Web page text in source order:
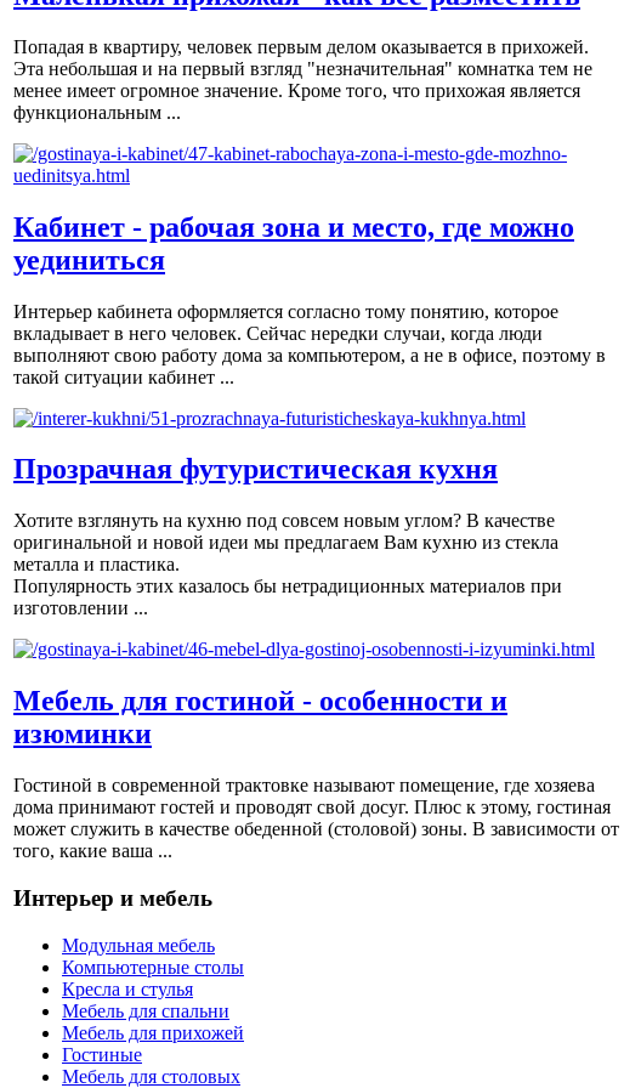
Попадая в квартиру, человек первым делом оказывается в прихожей.
Эта небольшая и на первый взгляд "незначительная" комнатка тем не
менее имеет огромное значение. Кроме того, что прихожая является
функциональным ...
Кабинет - рабочая зона и место, где можно
уединиться
Интерьер кабинета оформляется согласно тому понятию, которое
вкладывает в него человек. Сейчас нередки случаи, когда люди
выполняют свою работу дома за компьютером, а не в офисе, поэтому в
такой ситуации кабинет ...
Прозрачная футуристическая кухня
Хотите взглянуть на кухню под совсем новым углом? В качестве
оригинальной и новой идеи мы предлагаем Вам кухню из стекла
металла и пластика.
Популярность этих казалось бы нетрадиционных материалов при
изготовлении ...
Мебель для гостиной - особенности и
изюминки
Гостиной в современной трактовке называют помещение, где хозяева
дома принимают гостей и проводят свой досуг. Плюс к этому, гостиная
может служить в качестве обеденной (столовой) зоны. В зависимости от
того, какие ваша ...
Интерьер и мебель
Модульная мебель
Компьютерные столы
Кресла и стулья
Мебель для спальни
Мебель для прихожей
Гостиные
Мебель для столовых